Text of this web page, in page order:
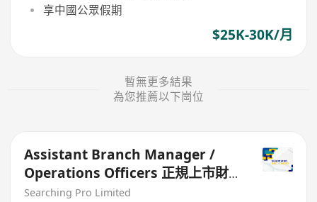
享中國公眾假期
$25K-30K/月
暫無更多結果
為您推薦以下崗位
Assistant Branch Manager /
Operations Officers 正規上市財
務公司
Searching Pro Limited